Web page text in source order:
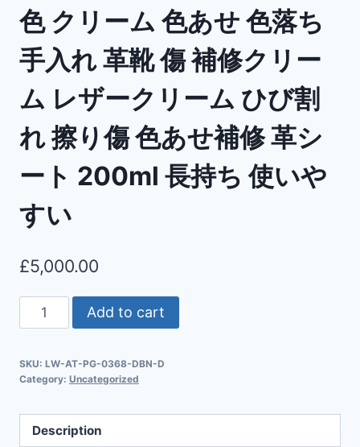
色 クリーム 色あせ 色落ち
手入れ 革靴 傷 補修クリー
ム レザークリーム ひび割
れ 擦り傷 色あせ補修 革シ
ート 200ml 長持ち 使いや
すい
£5,000.00
Add to cart
SKU: LW-AT-PG-0368-DBN-D
Category: Uncategorized
Description